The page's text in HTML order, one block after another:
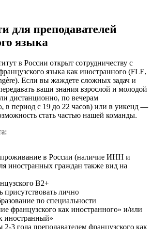
для преподавателей
языка
в России открыт сотрудничеству с
языка как иностранного (FLE,
Если вы жаждете сложных задач и
ваши знания взрослой и молодой
дистанционно, по вечерам
в период с 19 до 22 часов) или в уикенд —
стать частью нашей команды.
в России (наличие ИНН и
иностранных граждан также вид на
B2+
присутствовать лично
по специальности
французского как иностранного» и/или
иностранный»
3 года преподавателем французского как